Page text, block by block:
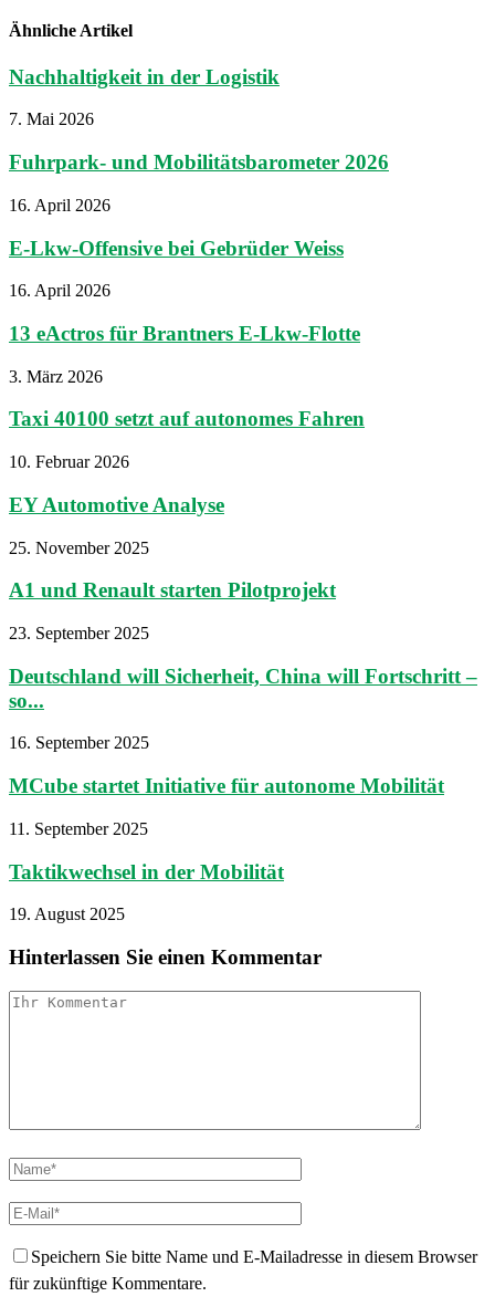
Ähnliche Artikel
Nachhaltigkeit in der Logistik
7. Mai 2026
Fuhrpark- und Mobilitätsbarometer 2026
16. April 2026
E-Lkw-Offensive bei Gebrüder Weiss
16. April 2026
13 eActros für Brantners E-Lkw-Flotte
3. März 2026
Taxi 40100 setzt auf autonomes Fahren
10. Februar 2026
EY Automotive Analyse
25. November 2025
A1 und Renault starten Pilotprojekt
23. September 2025
Deutschland will Sicherheit, China will Fortschritt –
so...
16. September 2025
MCube startet Initiative für autonome Mobilität
11. September 2025
Taktikwechsel in der Mobilität
19. August 2025
Hinterlassen Sie einen Kommentar
Speichern Sie bitte Name und E-Mailadresse in diesem Browser
für zukünftige Kommentare.